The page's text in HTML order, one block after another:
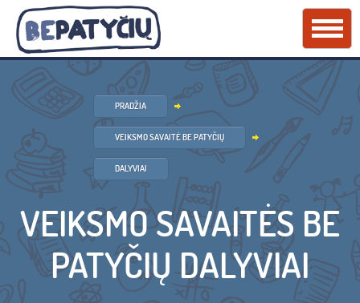
PRADŽIA
VEIKSMO SAVAITĖ BE PATYČIŲ
DALYVIAI
VEIKSMO SAVAITĖS BE
PATYČIŲ DALYVIAI